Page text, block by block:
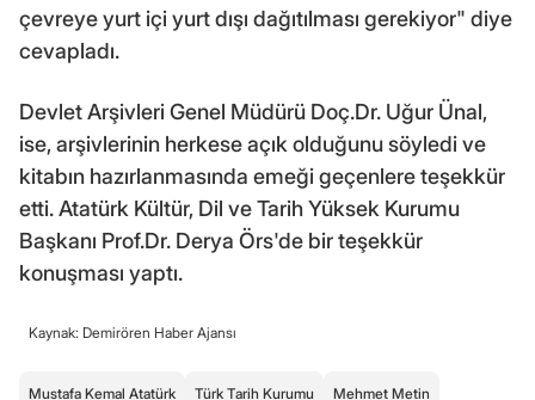
çevreye yurt içi yurt dışı dağıtılması gerekiyor" diye
cevapladı.
Devlet Arşivleri Genel Müdürü Doç.Dr. Uğur Ünal,
ise, arşivlerinin herkese açık olduğunu söyledi ve
kitabın hazırlanmasında emeği geçenlere teşekkür
etti. Atatürk Kültür, Dil ve Tarih Yüksek Kurumu
Başkanı Prof.Dr. Derya Örs'de bir teşekkür
konuşması yaptı.
Kaynak: Demirören Haber Ajansı
Mustafa Kemal Atatürk Türk Tarih Kurumu Mehmet Metin